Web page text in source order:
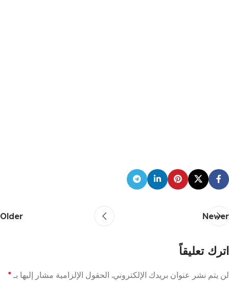
Newer
Older
اترك تعليقاً
لن يتم نشر عنوان بريدك الإلكتروني. الحقول الإلزامية مشار إليها بـ *